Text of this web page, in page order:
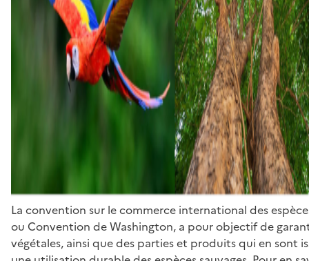
La convention sur le commerce international des
ou Convention de Washington, a pour objectif de
végétales, ainsi que des parties et produits qui en sont